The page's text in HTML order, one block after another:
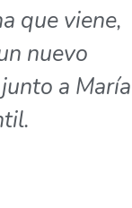
que viene,
nuevo
a María